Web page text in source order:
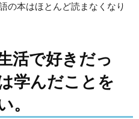
の本はほとんど読まなくなり
活で好きだっ
学んだことを
。